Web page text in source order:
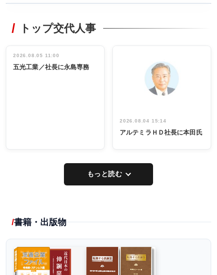
非鉄業界で
インタビュ
ー／社内ア
タックトレー
祝う 業界関
係者ら220人
出席
トップ交代人事
2026.08.05 11:00
五光工業／社長に永島専務
2026.08.04 15:14
アルテミラＨＤ社長に本田氏
もっと読む
書籍・出版物